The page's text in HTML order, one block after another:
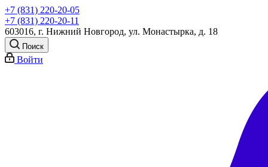
+7 (831) 220-20-05
+7 (831) 220-20-11
603016, г. Нижний Новгород, ул. Монастырка, д. 18
Поиск
Войти